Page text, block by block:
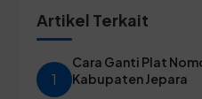
Artikel Terkait
1
Cara Ganti Plat
Kabupaten Jepara